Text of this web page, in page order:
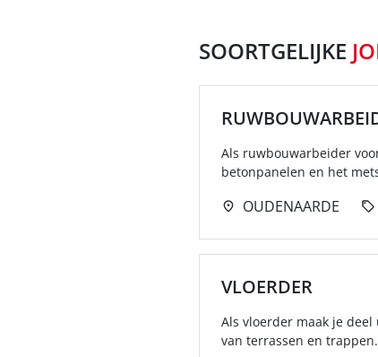
SOORTGELIJKE
Als ruwbouwarbeider
betonpanelen en het
OUDENAARDE
VLOERDER
Als vloerder maak je
van terrassen en